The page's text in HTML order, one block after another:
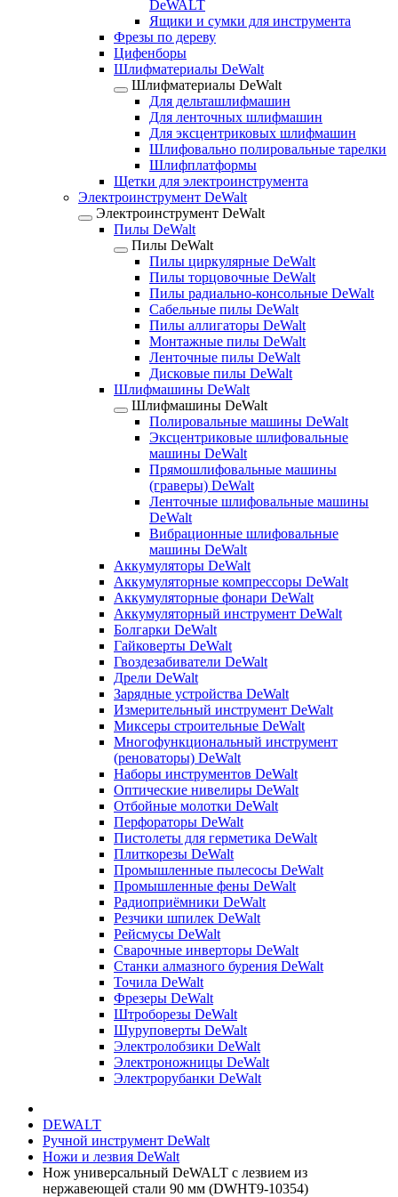
DeWALT
Ящики и сумки для инструмента
Фрезы по дереву
Цифенборы
Шлифматериалы DeWalt
Шлифматериалы DeWalt
Для дельташлифмашин
Для ленточных шлифмашин
Для эксцентриковых шлифмашин
Шлифовально полировальные тарелки
Шлифплатформы
Щетки для электроинструмента
Электроинструмент DeWalt
Электроинструмент DeWalt
Пилы DeWalt
Пилы DeWalt
Пилы циркулярные DeWalt
Пилы торцовочные DeWalt
Пилы радиально-консольные DeWalt
Сабельные пилы DeWalt
Пилы аллигаторы DeWalt
Монтажные пилы DeWalt
Ленточные пилы DeWalt
Дисковые пилы DeWalt
Шлифмашины DeWalt
Шлифмашины DeWalt
Полировальные машины DeWalt
Эксцентриковые шлифовальные
машины DeWalt
Прямошлифовальные машины
(граверы) DeWalt
Ленточные шлифовальные машины
DeWalt
Вибрационные шлифовальные
машины DeWalt
Аккумуляторы DeWalt
Аккумуляторные компрессоры DeWalt
Аккумуляторные фонари DeWalt
Аккумуляторный инструмент DeWalt
Болгарки DeWalt
Гайковерты DeWalt
Гвоздезабиватели DeWalt
Дрели DeWalt
Зарядные устройства DeWalt
Измерительный инструмент DeWalt
Миксеры строительные DeWalt
Многофункциональный инструмент
(реноваторы) DeWalt
Наборы инструментов DeWalt
Оптические нивелиры DeWalt
Отбойные молотки DeWalt
Перфораторы DeWalt
Пистолеты для герметика DeWalt
Плиткорезы DeWalt
Промышленные пылесосы DeWalt
Промышленные фены DeWalt
Радиоприёмники DeWalt
Резчики шпилек DeWalt
Рейсмусы DeWalt
Сварочные инверторы DeWalt
Станки алмазного бурения DeWalt
Точила DeWalt
Фрезеры DeWalt
Штроборезы DeWalt
Шуруповерты DeWalt
Электролобзики DeWalt
Электроножницы DeWalt
Электрорубанки DeWalt
DEWALT
Ручной инструмент DeWalt
Ножи и лезвия DeWalt
Нож универсальный DeWALT с лезвием из
нержавеющей стали 90 мм (DWHT9-10354)